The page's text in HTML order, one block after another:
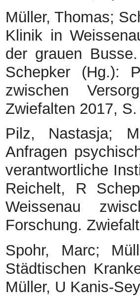
Müller, Thomas;
Klinik in
der grauen
Schepker (Hg.):
zwischen
Zwiefalten 2017,
Pilz, Nastasja;
Anfragen
verantwortliche
Reichelt, R
Weissenau
Forschung.
Spohr, Marc;
Städtischen
Müller, U Kanis-